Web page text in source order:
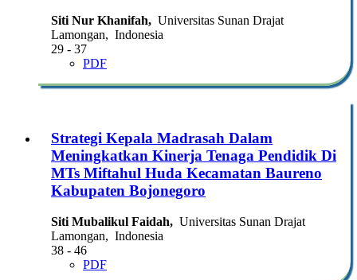
Siti Nur Khanifah, Universitas Sunan Drajat
Lamongan, Indonesia
29 - 37
PDF
Strategi Kepala Madrasah Dalam
Meningkatkan Kinerja Tenaga Pendidik Di
MTs Miftahul Huda Kecamatan Baureno
Kabupaten Bojonegoro
Siti Mubalikul Faidah, Universitas Sunan Drajat
Lamongan, Indonesia
38 - 46
PDF